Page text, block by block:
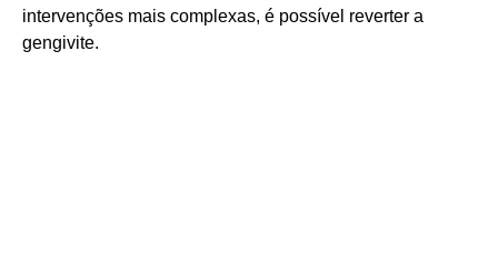
intervenções mais complexas, é possível reverter a
gengivite.